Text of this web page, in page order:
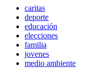
caritas
deporte
educación
elecciones
familia
jovenes
medio ambiente